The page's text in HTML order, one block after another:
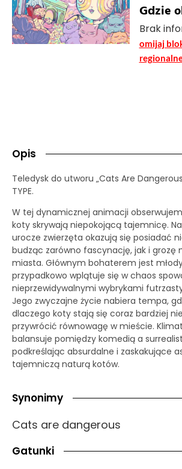
Gdzie
Brak
omijaj
Opis
Teledysk do utworu „Cats Are
TYPE.
W tej dynamicznej animacji
koty skrywają niepokojącą tajemnicę.
urocze zwierzęta okazują się posiadać
budząc zarówno fascynację, jak i grozę
miasta. Głównym bohaterem jest
przypadkowo wplątuje się w chaos
nieprzewidywalnymi wybrykami
Jego zwyczajne życie nabiera tempa,
dlaczego koty stają się coraz bardziej
przywrócić równowagę w mieście.
balansuje pomiędzy komedią a
podkreślając absurdalne i zaskakujące
tajemniczą naturą kotów.
Synonimy
Cats are dangerous
Gatunki